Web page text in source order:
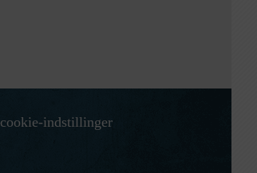
cookie-indstillinger